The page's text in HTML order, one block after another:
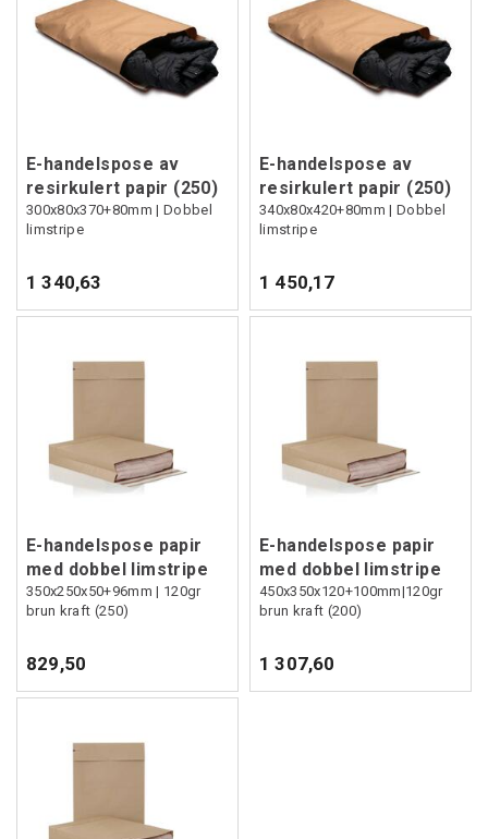
E-handelspose av
resirkulert papir (250)
300x80x370+80mm | Dobbel
limstripe
1 340,63
E-handelspose av
resirkulert papir (250)
340x80x420+80mm | Dobbel
limstripe
1 450,17
E-handelspose papir
med dobbel limstripe
350x250x50+96mm | 120gr
brun kraft (250)
829,50
E-handelspose papir
med dobbel limstripe
450x350x120+100mm|120gr
brun kraft (200)
1 307,60